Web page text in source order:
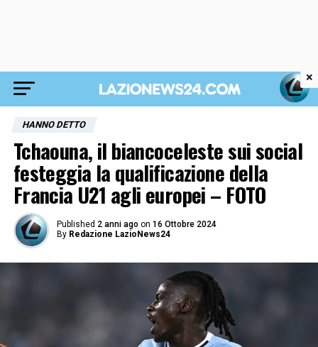
HANNO DETTO
Tchaouna, il biancoceleste sui social
festeggia la qualificazione della
Francia U21 agli europei – FOTO
Published 2 anni ago on 16 Ottobre 2024
By Redazione LazioNews24
×